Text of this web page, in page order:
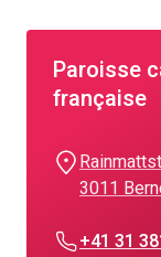
Paroisse
française
3011
+41 31